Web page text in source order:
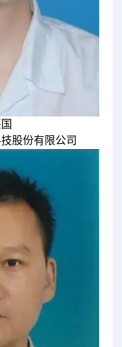
股份有限公司